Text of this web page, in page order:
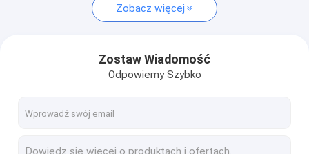
Regały paletowe w kształcie łezki
Regały do ​​kompletacji
Platforma na antresoli
Zobacz więcej
Zostaw Wiadomość
Odpowiemy Szybko